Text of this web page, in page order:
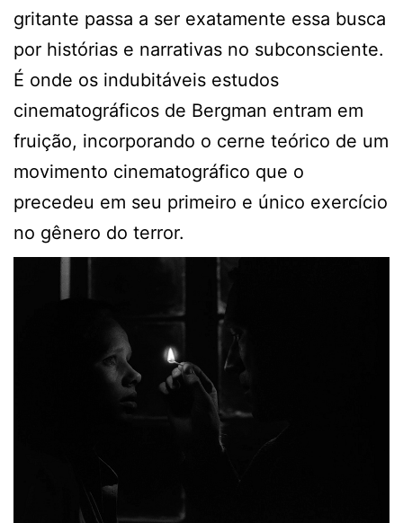
gritante passa a ser exatamente essa busca
por histórias e narrativas no subconsciente.
É onde os indubitáveis estudos
cinematográficos de Bergman entram em
fruição, incorporando o cerne teórico de um
movimento cinematográfico que o
precedeu em seu primeiro e único exercício
no gênero do terror.